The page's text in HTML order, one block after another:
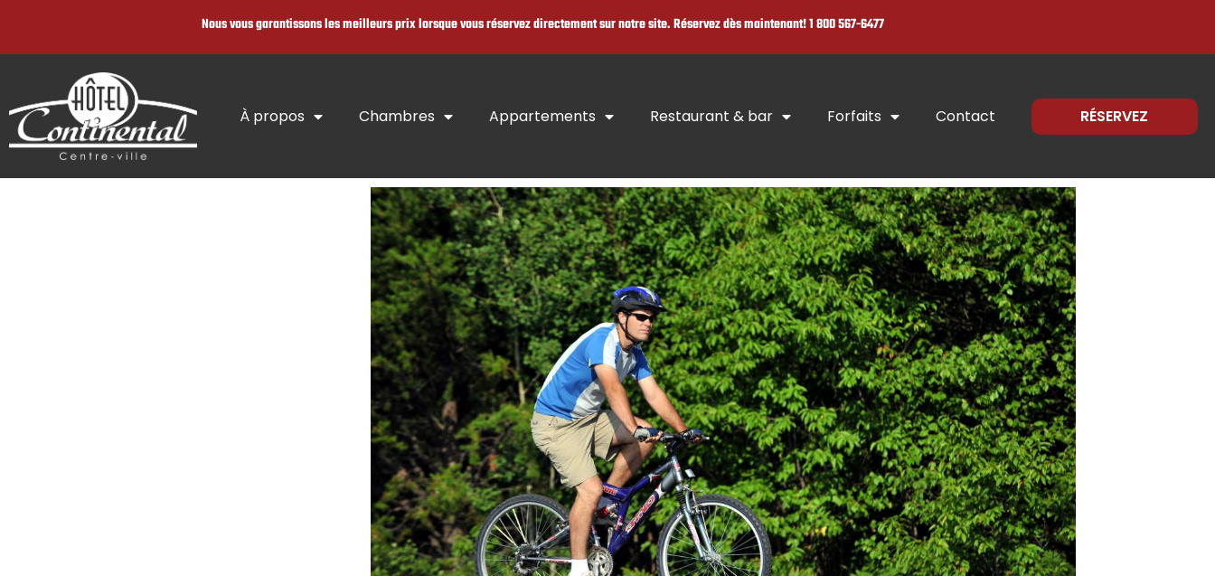
Nous vous garantissons les meilleurs prix lorsque vous réservez directement sur notre site. Réservez dès maintenant!1 800 567-6477
À propos Chambres Appartements Restaurant & bar Forfaits Contact RÉSERVEZ